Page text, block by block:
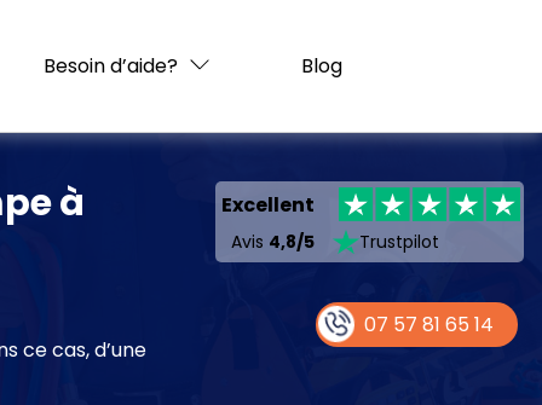
Besoin d’aide? Blog
à
ce cas, d’une
Excellent
Avis 4,8/5 Trustpilot
07 57 81 65 14